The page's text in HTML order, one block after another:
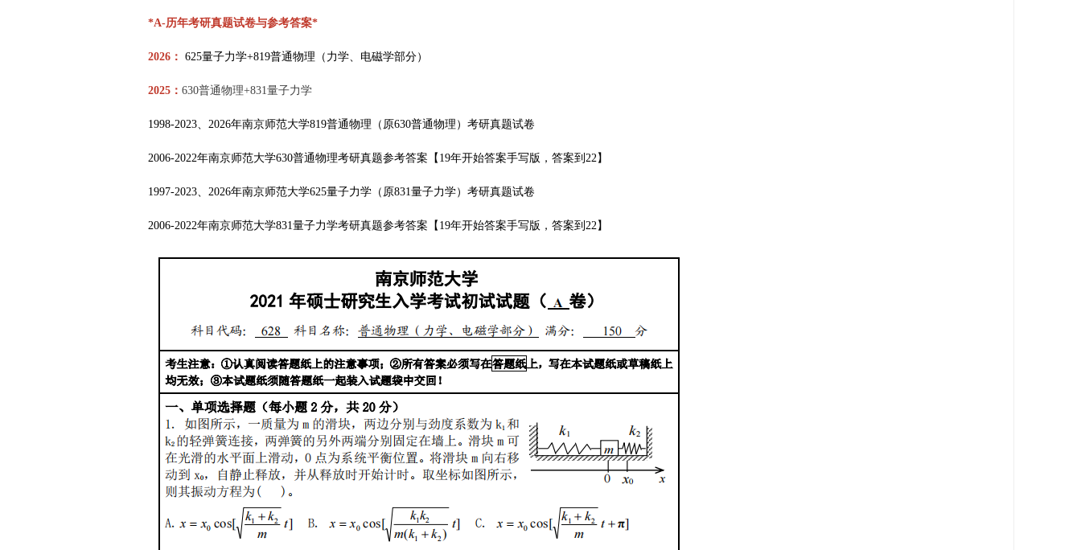
*A-历年考研真题试卷与参考答案*
2026： 625量子力学+819普通物理（力学、电磁学部分）
2025： 630普通物理+831量子力学
1998-2023、2026年南京师范大学819普通物理（原630普通物理 ） 考研真题试卷
2006-2022年南京师范大学630普通物理考研真题参考答案【19年开始答案手写版，答案到22】
1997-2023、2026年南京师范大学625量子力学（原831量子力学） 考研真题试卷
2006-2022年南京师范大学831量子力学考研真题参考答案【19年开始答案手写版，答案到22】